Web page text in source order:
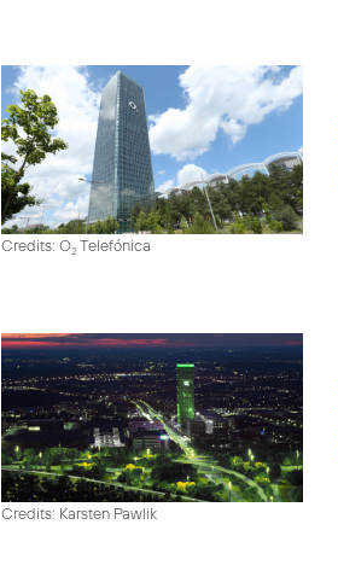
Credits: O2Telefónica
Credits: Karsten Pawlik